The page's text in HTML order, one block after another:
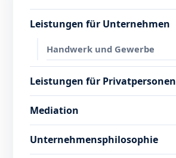
Leistungen für Unternehmen
Handwerk und Gewerbe
Leistungen für Privatpersonen
Mediation
Unternehmensphilosophie